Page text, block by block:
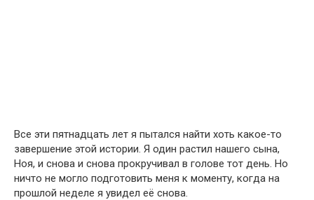
Все эти пятнадцать лет я пытался найти хоть какое-то
завершение этой истории. Я один растил нашего сына,
Ноя, и снова и снова прокручивал в голове тот день. Но
ничто не могло подготовить меня к моменту, когда на
прошлой неделе я увидел её снова.